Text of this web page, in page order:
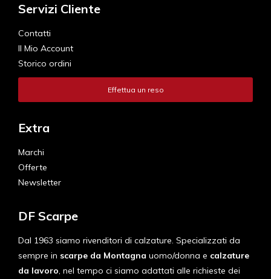
Servizi Cliente
Contatti
Il Mio Account
Storico ordini
Effettua un reso
Extra
Marchi
Offerte
Newsletter
DF Scarpe
Dal 1963 siamo rivenditori di calzature. Specializzati da
sempre in scarpe da Montagna uomo/donna e calzature
da lavoro, nel tempo ci siamo adattati alle richieste dei